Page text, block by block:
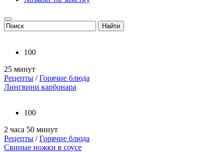
100
25 минут
Рецепты /Горячие блюда
Лингвини карбонара
100
2 часа 50 минут
Рецепты /Горячие блюда
Свиные ножки в соусе